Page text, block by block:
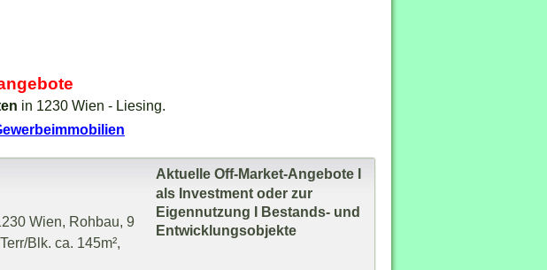
in 1230 Wien - Liesing.
Wien, Rohbau, 9
Blk. ca. 145m²,
Aktuelle Off-Market-Angebote I
als Investment oder zur
Eigennutzung I Bestands- und
Entwicklungsobjekte